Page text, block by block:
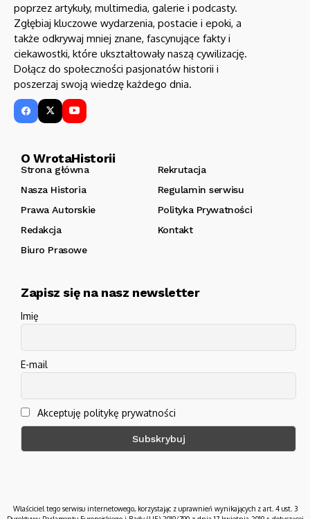
poprzez artykuły, multimedia, galerie i podcasty.
Zgłębiaj kluczowe wydarzenia, postacie i epoki, a
także odkrywaj mniej znane, fascynujące fakty i
ciekawostki, które ukształtowały naszą cywilizację.
Dołącz do społeczności pasjonatów historii i
poszerzaj swoją wiedzę każdego dnia.
O WrotaHistorii
Strona główna
Rekrutacja
Nasza Historia
Regulamin serwisu
Prawa Autorskie
Polityka Prywatności
Redakcja
Kontakt
Biuro Prasowe
Zapisz się na nasz newsletter
Imię
E-mail
Akceptuję politykę prywatności
Właściciel tego serwisu internetowego, korzystając z uprawnień wynikających z art. 4 ust. 3